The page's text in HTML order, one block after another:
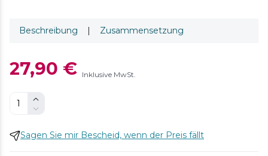
Beschreibung | Zusammensetzung
27,90 € Inklusive MwSt.
Sagen Sie mir Bescheid, wenn der Preis fällt